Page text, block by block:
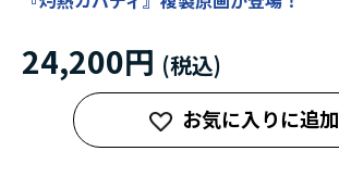
24,200円
お気に入りに追加